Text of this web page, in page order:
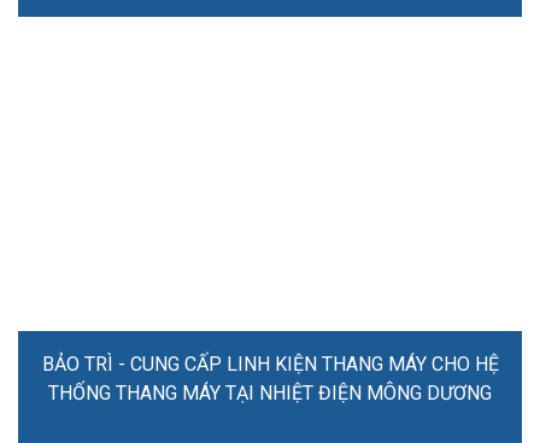
BẢO TRÌ - CUNG CẤP LINH KIỆN THANG MÁY CHO HỆ
THỐNG THANG MÁY TẠI NHIỆT ĐIỆN MÔNG DƯƠNG